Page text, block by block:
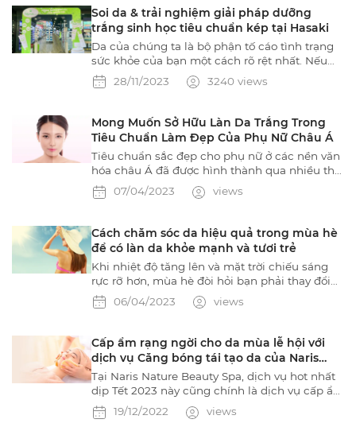
Collagen của mình qua hoạt động thực tế soi
da trải nghiệm tại chuỗi cửa hàng đối tác
Guardian trong dịp cuối năm!
Soi da & trải nghiệm giải pháp dưỡng
trắng sinh học tiêu chuẩn kép tại Hasaki
Da của chúng ta là bộ phận tố cáo tình trạng
sức khỏe của bạn một cách rõ rệt nhất. Nếu
không HIỂU và CHĂM SÓC đúng cách sẽ
khiến làn da đối mặt với nhiều vấn đề như lão
28/11/2023 3240 views
Mong Muốn Sở Hữu Làn Da Trắng Trong
Tiêu Chuẩn Làm Đẹp Của Phụ Nữ Châu Á
Tiêu chuẩn sắc đẹp cho phụ nữ ở các nền văn
hóa châu Á đã được hình thành qua nhiều thế
kỷ truyền thống và tín ngưỡng văn hóa. Mặc
dù các tiêu chuẩn này có thể khác nhau giữa
áp lực phải có làn da sáng hơn.
07/04/2023 views
Cách chăm sóc da hiệu quả trong mùa hè
để có làn da khỏe mạnh và tươi trẻ
Khi nhiệt độ tăng lên và mặt trời chiếu sáng
rực rỡ hơn, mùa hè đòi hỏi bạn phải thay đổi
thói quen chăm sóc da. Nhiệt độ và độ ẩm
trong những tháng mùa hè có thể tác động
ưu tiên chăm sóc da trở nên quan trọng hơn
bao giờ hết.
06/04/2023 views
Cấp ẩm rạng ngời cho da mùa lễ hội với
dịch vụ Căng bóng tái tạo da của Naris
Nature Spa
Tại Naris Nature Beauty Spa, dịch vụ hot nhất
dịp Tết 2023 này cũng chính là dịch vụ cấp ẩm
cho da căng bóng, mang đến làn da mịn
màng, không bị sần sùi thô ráp. Cho chị em vẻ
19/12/2022 views